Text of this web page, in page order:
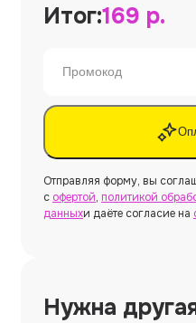
Итог:169 р.
Отправляя форму, вы
с офертой, политикой
данныхи даёте согласие на
Нужна